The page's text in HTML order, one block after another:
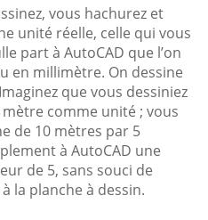
vous hachurez et
unité réelle, celle qui vous
part à AutoCAD que l’on
en millimètre. On dessine
que vous dessiniez
comme unité ; vous
de 10 mètres par 5
à AutoCAD une
de 5, sans souci de
la planche à dessin.